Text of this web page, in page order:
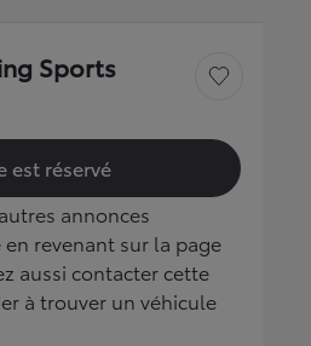
Sports Sauvegarder le
est réservé
annonces
revenant sur la page
aussi contacter cette
à trouver un véhicule